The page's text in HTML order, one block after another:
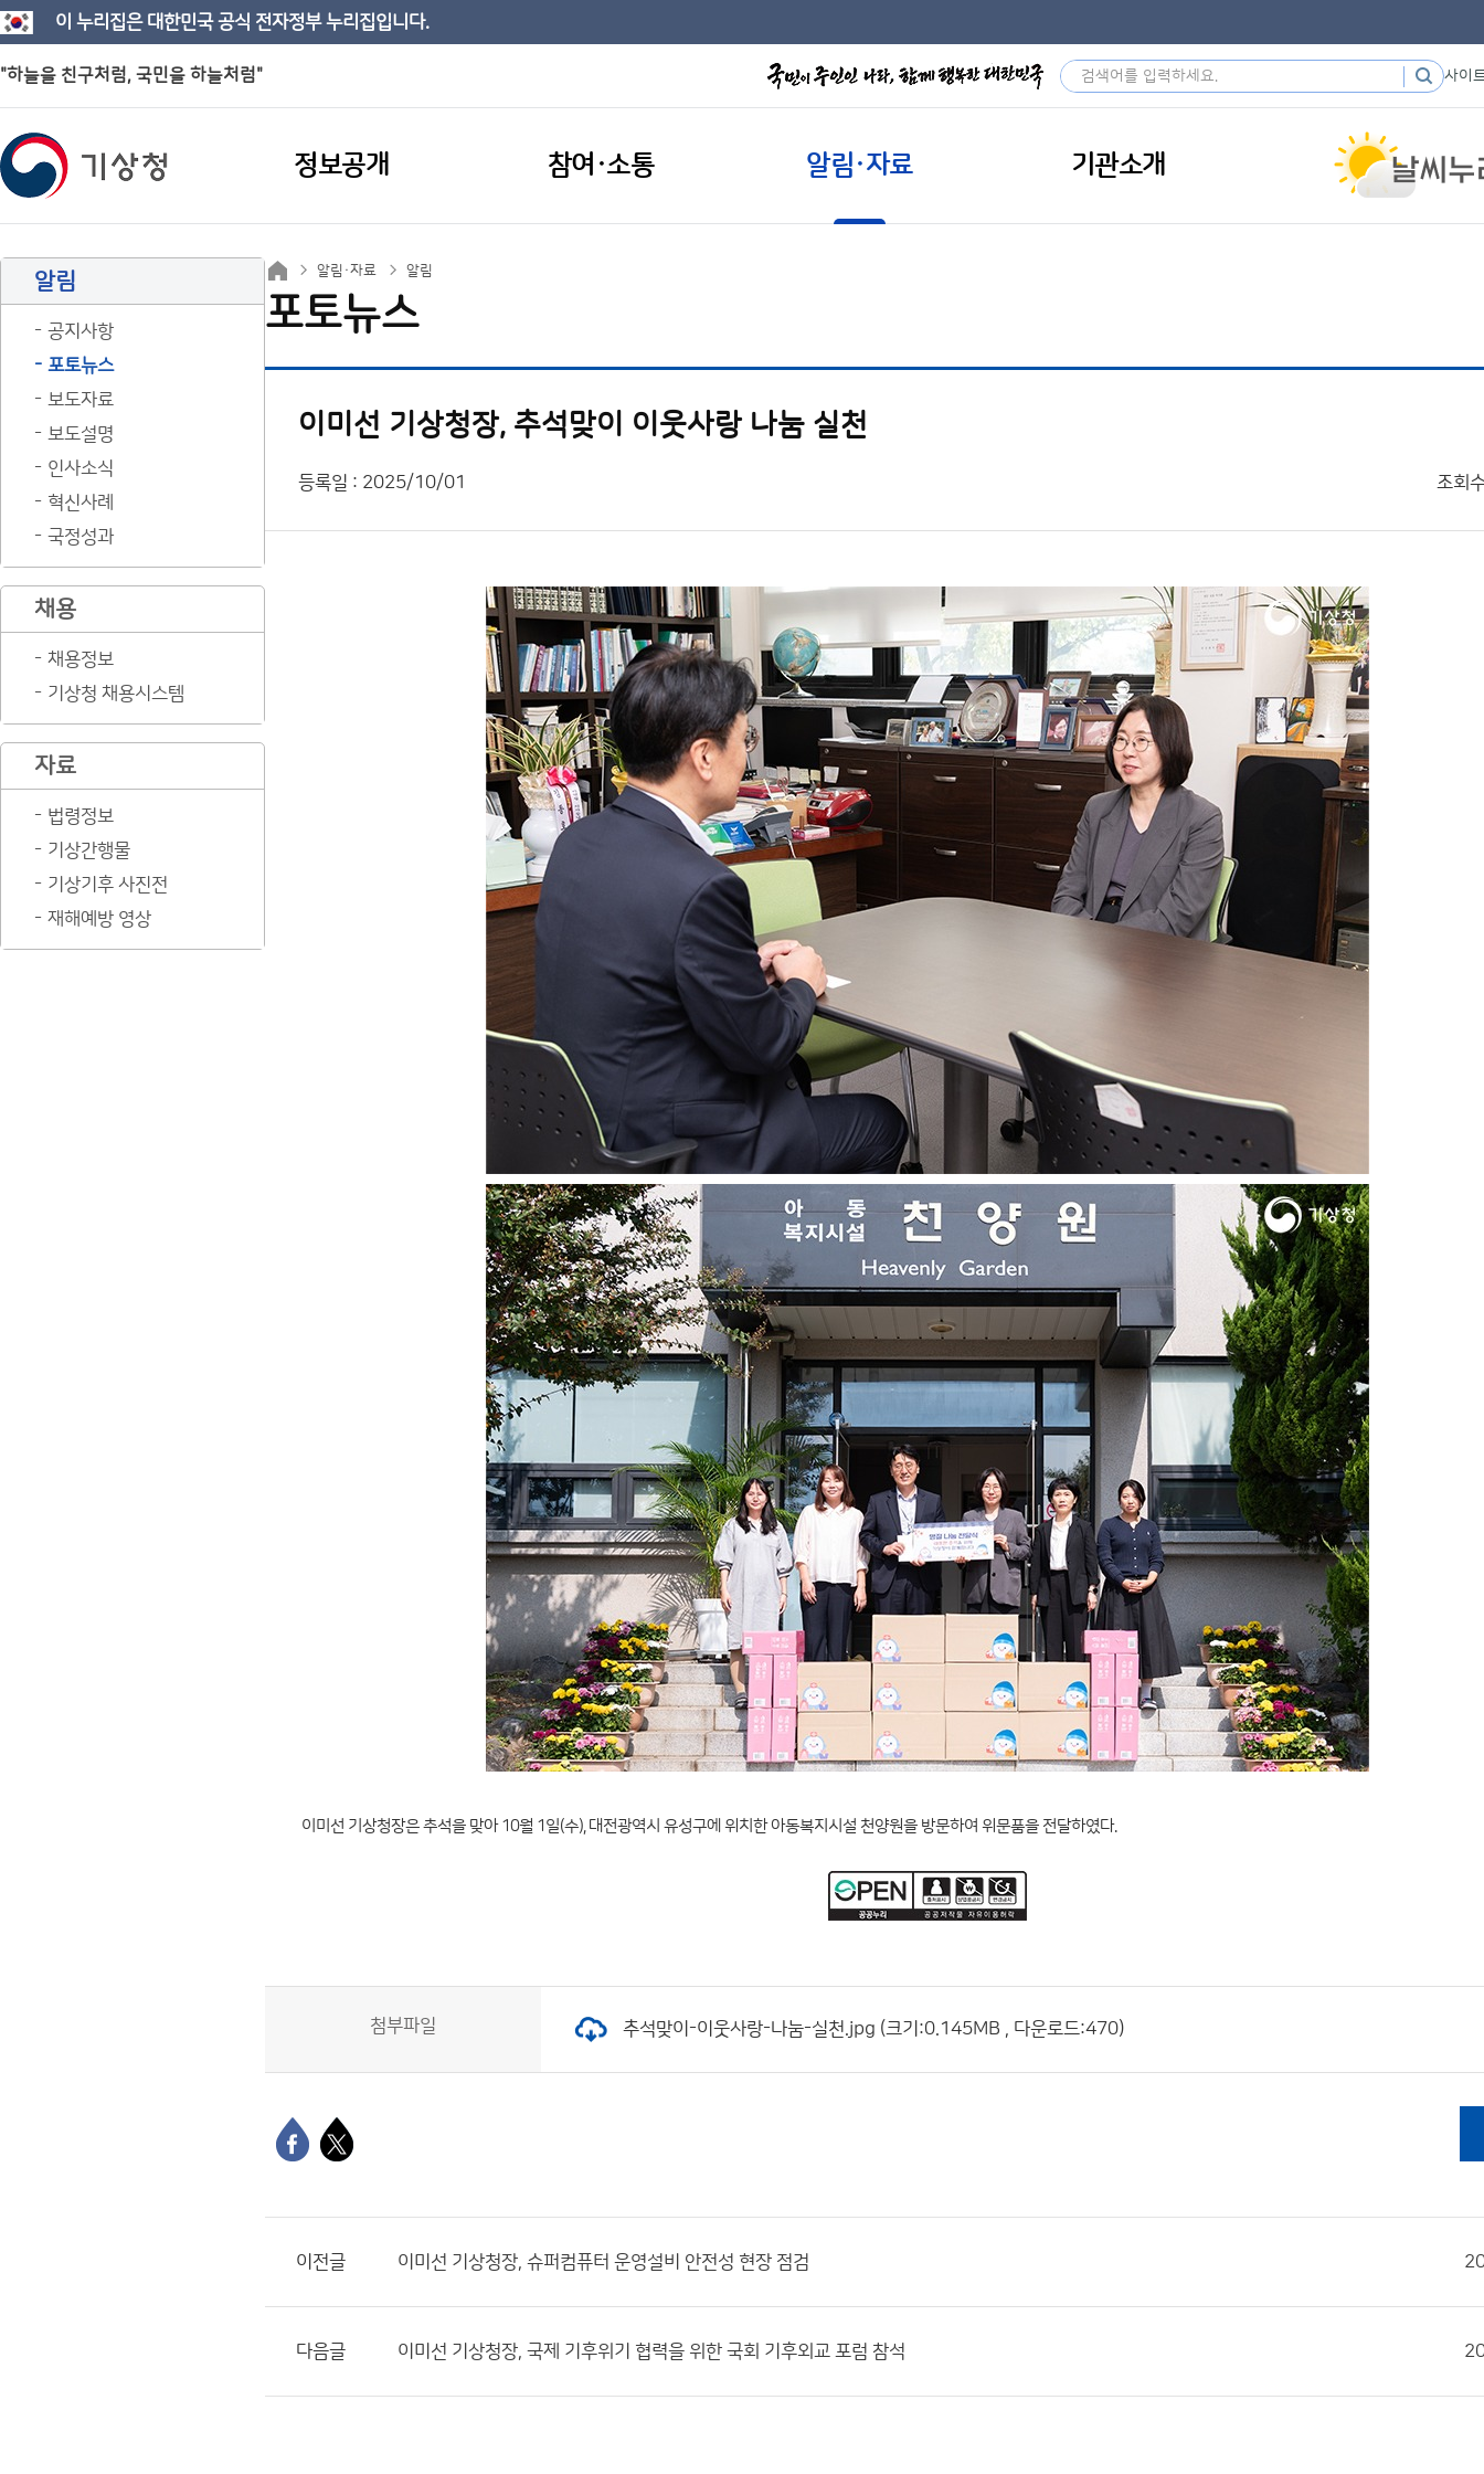
이 누리집은 대한민국 공식 전자정부 누리집입니다.
"하늘을 친구처럼, 국민을 하늘처럼" 사이
정보공개 참여·소통 알림·자료 기관소개
알림
공지사항
포토뉴스
보도자료
보도설명
인사소식
혁신사례
국정성과
채용
채용정보
기상청 채용시스템
자료
법령정보
기상간행물
기상기후 사진전
재해예방 영상
알림·자료 알림
포토뉴스
이미선 기상청장, 추석맞이 이웃사랑 나눔 실천
등록일 : 2025/10/01 조회
이미선 기상청장은 추석을 맞아 10월 1일(수), 대전광역시 유성구에 위치한 아동복지시설 천양원을 방문하여 위문품을 전달하였다.
첨부파일 추석맞이-이웃사랑-나눔-실천.jpg (크기:0.145MB , 다운로드:470)
이전글 이미선 기상청장, 슈퍼컴퓨터 운영설비 안전성 현장 점검
다음글 이미선 기상청장, 국제 기후위기 협력을 위한 국회 기후외교 포럼 참석